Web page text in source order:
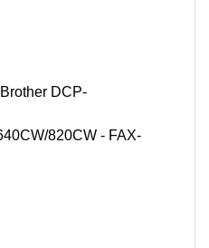
DCP-
820CW - FAX-